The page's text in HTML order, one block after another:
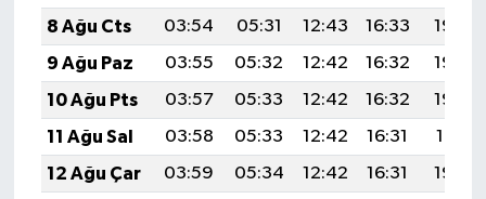
8 Ağu Cts
03:54 05:31 12:43 16:33
19:45
9 Ağu Paz
03:55 05:32 12:42 16:32
19:43
10 Ağu Pts
03:57 05:33 12:42 16:32
19:42
11 Ağu Sal
03:58 05:33 12:42 16:31
19:41
12 Ağu Çar
03:59 05:34 12:42 16:31
19:40